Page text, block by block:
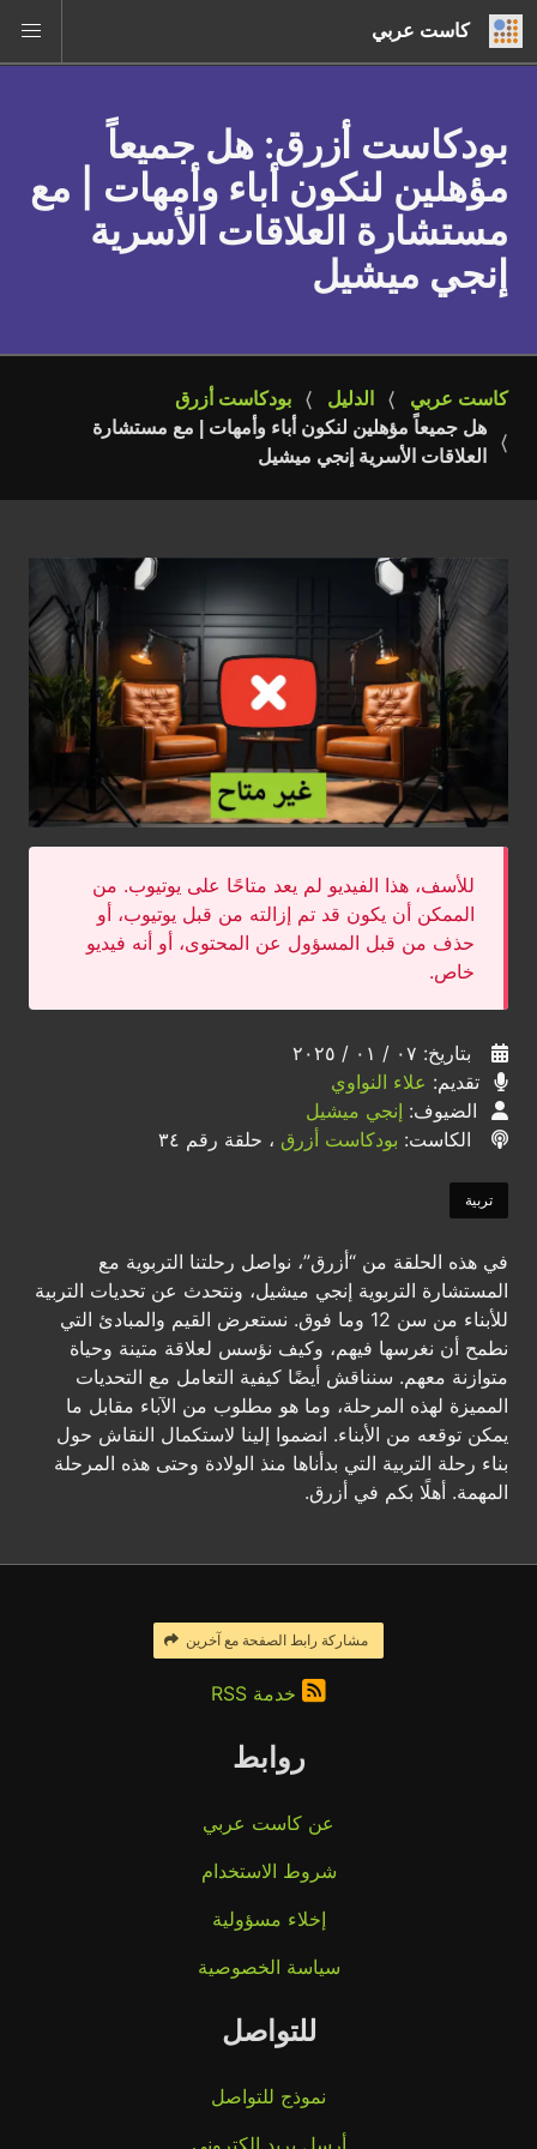
كاست عربي
بودكاست أزرق: هل جميعاً
مؤهلين لنكون أباء وأمهات | مع
مستشارة العلاقات الأسرية
إنجي ميشيل
كاست عربي الدليل
بودكاست أزرق
هل جميعاً مؤهلين لنكون أباء وأمهات | مع مستشارة
العلاقات الأسرية إنجي ميشيل
للأسف، هذا الفيديو لم يعد متاحًا على يوتيوب. من
الممكن أن يكون قد تم إزالته من قبل يوتيوب، أو
حذف من قبل المسؤول عن المحتوى، أو أنه فيديو
خاص.
بتاريخ: ٠٧ / ٠١ / ٢٠٢٥
تقديم: علاء النواوي
الضيوف: إنجي ميشيل
الكاست: بودكاست أزرق ، حلقة رقم ٣٤
تربية
في هذه الحلقة من “أزرق”، نواصل رحلتنا التربوية مع
المستشارة التربوية إنجي ميشيل، ونتحدث عن تحديات التربية
للأبناء من سن 12 وما فوق. نستعرض القيم والمبادئ التي
نطمح أن نغرسها فيهم، وكيف نؤسس لعلاقة متينة وحياة
متوازنة معهم. سنناقش أيضًا كيفية التعامل مع التحديات
المميزة لهذه المرحلة، وما هو مطلوب من الآباء مقابل ما
يمكن توقعه من الأبناء. انضموا إلينا لاستكمال النقاش حول
بناء رحلة التربية التي بدأناها منذ الولادة وحتى هذه المرحلة
المهمة. أهلًا بكم في أزرق.
مشاركة رابط الصفحة مع آخرين
خدمة RSS
روابط
عن كاست عربي
شروط الاستخدام
إخلاء مسؤولية
سياسة الخصوصية
للتواصل
نموذج للتواصل
أرسل بريد إلكتروني